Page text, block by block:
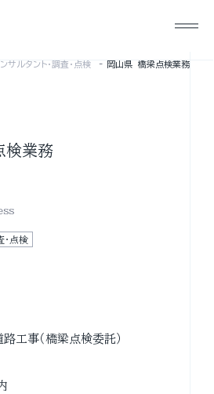
サルタント・調査・点検 岡山県 橋梁点検業務
検業務
・点検
工事（橋梁点検委託）